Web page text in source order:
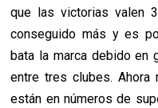
que las victorias valen
conseguido más y es
bata la marca debido en
entre tres clubes. Ahora
están en números de